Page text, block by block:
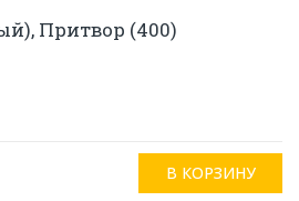
Притвор (400)